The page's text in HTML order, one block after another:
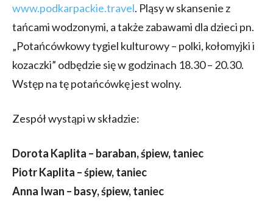
www.podkarpackie.travel. Pląsy w skansenie z
tańcami wodzonymi, a także zabawami dla dzieci pn.
„Potańcówkowy tygiel kulturowy – polki, kołomyjki i
kozaczki” odbędzie się w godzinach 18.30 – 20.30.
Wstęp na tę potańcówkę jest wolny.
Zespół wystąpi w składzie:
Dorota Kaplita – baraban, śpiew, taniec
Piotr Kaplita – śpiew, taniec
Anna Iwan – basy, śpiew, taniec